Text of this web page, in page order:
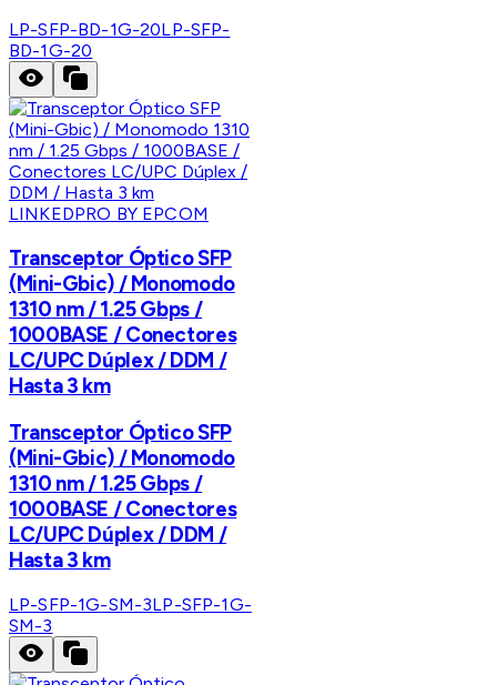
LP-SFP-BD-1G-20LP-SFP-
BD-1G-20
LINKEDPRO BY EPCOM
Transceptor Óptico SFP
(Mini-Gbic) / Monomodo
1310 nm / 1.25 Gbps /
1000BASE / Conectores
LC/UPC Dúplex / DDM /
Hasta 3 km
Transceptor Óptico SFP
(Mini-Gbic) / Monomodo
1310 nm / 1.25 Gbps /
1000BASE / Conectores
LC/UPC Dúplex / DDM /
Hasta 3 km
LP-SFP-1G-SM-3LP-SFP-1G-
SM-3